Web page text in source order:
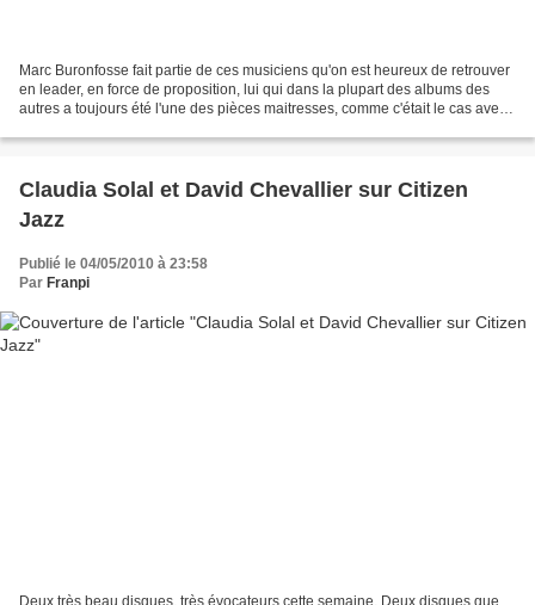
Marc Buronfosse fait partie de ces musiciens qu'on est heureux de retrouver
en leader, en force de proposition, lui qui dans la plupart des albums des
autres a toujours été l'une des pièces maitresses, comme c'était le cas avec
Claudia Solal et David Chevallier sur Citizen
Jazz
Publié le 04/05/2010 à 23:58
Par Franpi
Deux très beau disques, très évocateurs cette semaine. Deux disques que